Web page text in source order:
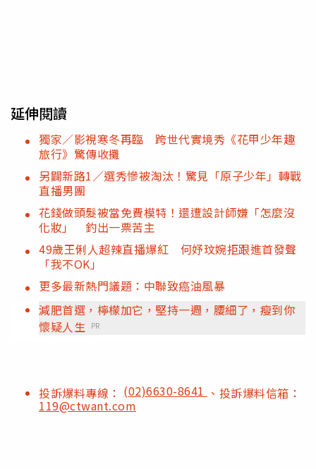
延伸閱讀
獨家／影視寒冬再臨 跨世代實境秀《花甲少年趣
旅行》驚傳收攤
另闢新路1／選秀慘被淘汰！驚見「原子少年」轉戰
直播男團
花錢做頭髮被當免費模特！還遭設計師嫌「怎麼沒
化妝」 釣出一票苦主
49歲王俐人超辣直播爆紅 何妤玟婉拒跟進首發聲
「我不OK」
更多最新熱門議題：中聯致癌油風暴
減肥首選，檸檬加它，堅持一週，腰細了，瘦到你
懷疑人生 PR
投訴爆料專線： (02)6630-8641 、投訴爆料信箱：
119@ctwant.com